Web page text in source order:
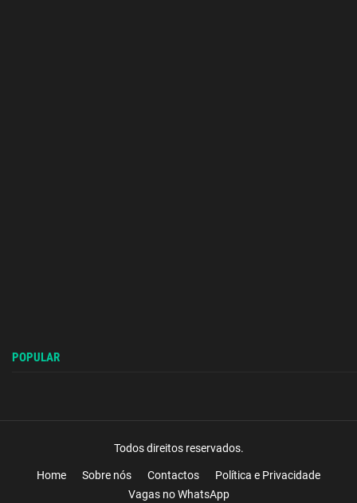
POPULAR
Todos direitos reservados.
Home Sobre nós Contactos
Política e Privacidade
Vagas no WhatsApp